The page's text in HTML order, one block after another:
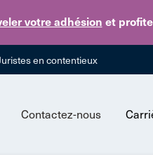
votre adhésion et
Skip
en contentieux
Contactez-nous